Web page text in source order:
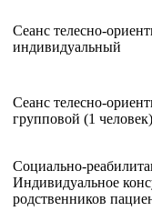
Сеанс телесно-
индивидуальный
Сеанс телесно-
групповой (1 человек)
Социально-
Индивидуальное
родственников